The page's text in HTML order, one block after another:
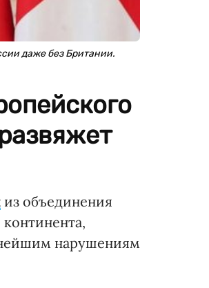
даже без Британии.
из объединения
нарушениям